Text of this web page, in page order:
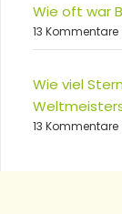
Wie oft war
13 Kommentare
Wie viel
13 Kommentare